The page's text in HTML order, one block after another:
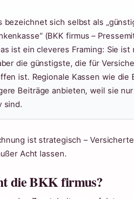
bezeichnet sich selbst als
(BKK firmus –
ist ein cleveres Framing: Sie
die günstigste, die für
ist. Regionale Kassen wie die
Beiträge anbieten, weil sie
sind.
ist strategisch –
Acht lassen.
die BKK firmus?